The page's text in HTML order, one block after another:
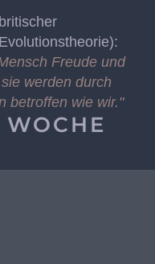
Freude und
werden durch
betroffen wie wir."